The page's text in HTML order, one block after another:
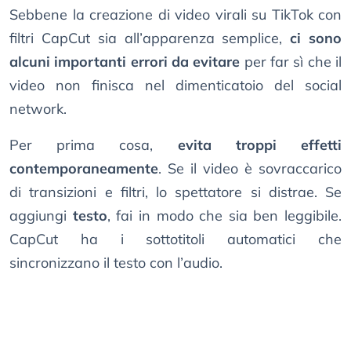
Sebbene la creazione di video virali su TikTok con
filtri CapCut sia all’apparenza semplice,ci sono
alcuni importanti errori da evitare per far sì che il
video non finisca nel dimenticatoio del social
network.
Per prima cosa, evita troppi effetti
contemporaneamente. Se il video è sovraccarico
di transizioni e filtri, lo spettatore si distrae. Se
aggiungi testo, fai in modo che sia ben leggibile.
CapCut ha i sottotitoli automatici che
sincronizzano il testo con l’audio.